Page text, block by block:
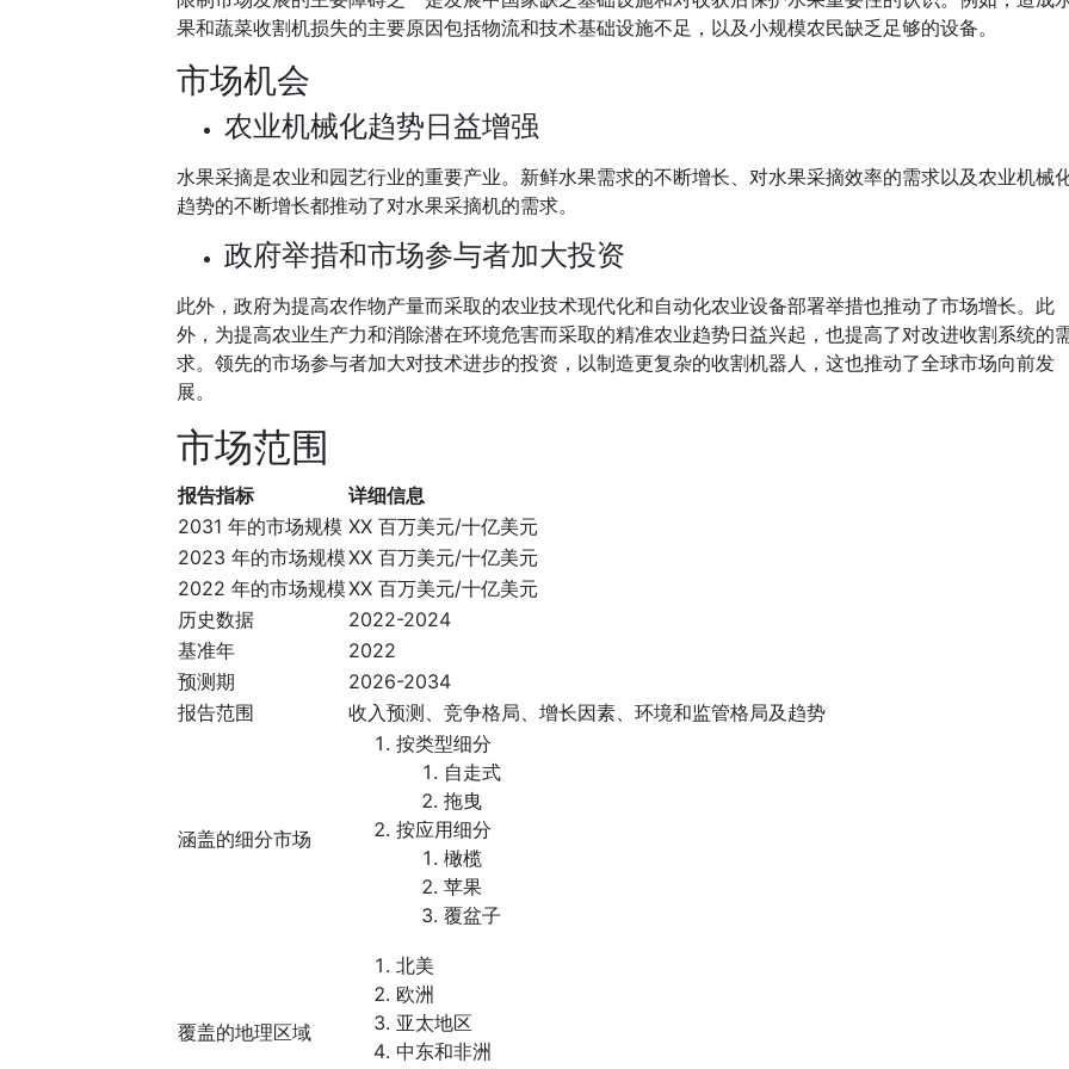
果和蔬菜收割机损失的主要原因包括物流和技术基础设施不足，以及小规模农民缺乏足够的设备。
市场机会
农业机械化趋势日益增强
水果采摘是农业和园艺行业的重要产业。新鲜水果需求的不断增长、对水果采摘效率的需求以及农业机械
趋势的不断增长都推动了对水果采摘机的需求。
政府举措和市场参与者加大投资
此外，政府为提高农作物产量而采取的农业技术现代化和自动化农业设备部署举措也推动了市场增长。此
外，为提高农业生产力和消除潜在环境危害而采取的精准农业趋势日益兴起，也提高了对改进收割系统的
求。领先的市场参与者加大对技术进步的投资，以制造更复杂的收割机器人，这也推动了全球市场向前发
展。
市场范围
报告指标
详细信息
2031 年的市场规模 XX 百万美元/十亿美元
2023 年的市场规模XX 百万美元/十亿美元
2022 年的市场规模XX 百万美元/十亿美元
历史数据
2022-2024
基准年
2022
预测期
2026-2034
报告范围
收入预测、竞争格局、增长因素、环境和监管格局及趋势
涵盖的细分市场
按类型细分
自走式
拖曳
按应用细分
橄榄
苹果
覆盆子
覆盖的地理区域
北美
欧洲
亚太地区
中东和非洲